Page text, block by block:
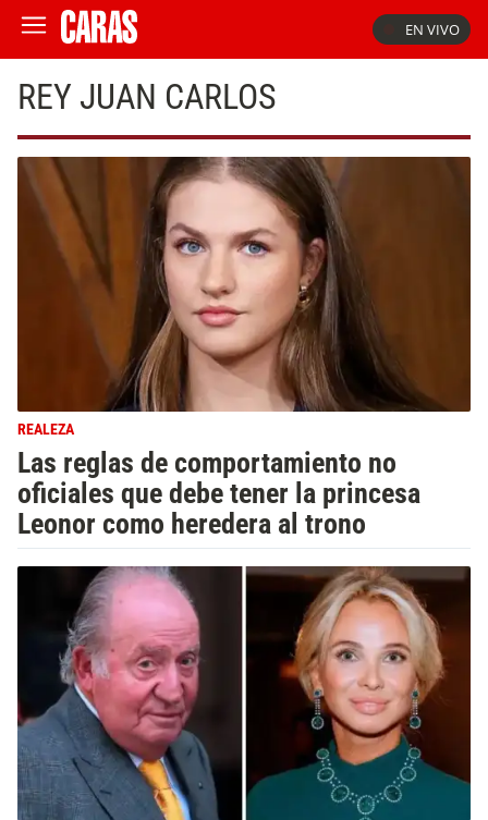
EN VIVO
REY JUAN CARLOS
REALEZA
Las reglas de comportamiento no
oficiales que debe tener la princesa
Leonor como heredera al trono